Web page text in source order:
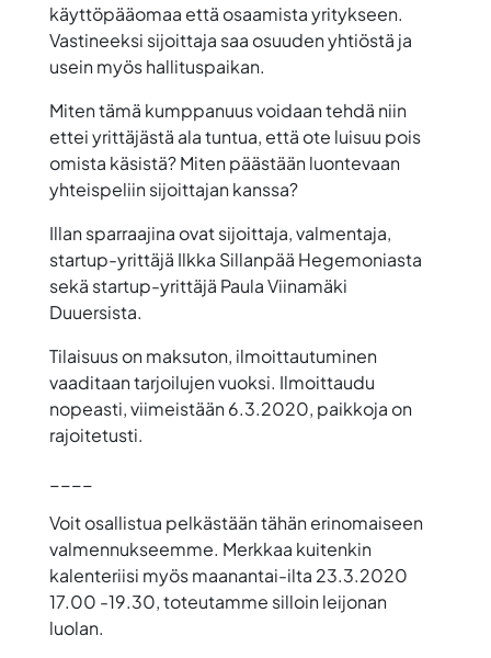
käyttöpääomaa että osaamista yritykseen.
Vastineeksi sijoittaja saa osuuden yhtiöstä ja
usein myös hallituspaikan.
Miten tämä kumppanuus voidaan tehdä niin
ettei yrittäjästä ala tuntua, että ote luisuu pois
omista käsistä? Miten päästään luontevaan
yhteispeliin sijoittajan kanssa?
Illan sparraajina ovatsijoittaja, valmentaja,
startup-yrittäjä Ilkka Sillanpää Hegemoniasta
sekä startup-yrittäjä Paula Viinamäki
Duuersista.
Tilaisuus on maksuton, ilmoittautuminen
vaaditaan tarjoilujen vuoksi. Ilmoittaudu
nopeasti, viimeistään 6.3.2020, paikkoja on
rajoitetusti.
Voit osallistua pelkästään tähän erinomaiseen
valmennukseemme. Merkkaa kuitenkin
kalenteriisi myösmaanantai-ilta 23.3.2020
17.00 -19.30, toteutamme silloin leijonan
luolan.